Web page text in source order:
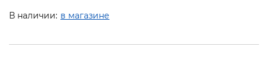
В наличии: в магазине